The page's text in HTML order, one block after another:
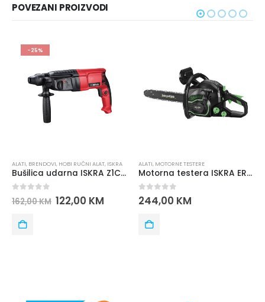
POVEZANI PROIZVODI
-25%
ALATI, BRENDOVI, HOBI RUČNI ALAT, ISKRA
Bušilica udarna ISKRA Z1C-ZT3-26 800W
out of 5
162,00KM 122,00 KM
ALATI, MOTORNE TESTERE
Motorna testera ISKRA ERO IE-GC401
0 out of 5
244,00 KM